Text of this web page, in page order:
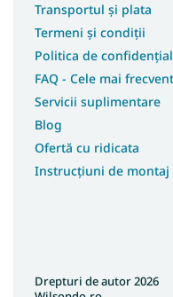
Transportul și plata
Termeni și condiții
Politica de
FAQ - Cele mai
Servicii suplimentare
Blog
Ofertă cu ridicata
Instrucțiuni de montaj
Drepturi de autor 2026